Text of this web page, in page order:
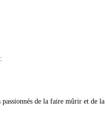
de la faire mûrir et de la